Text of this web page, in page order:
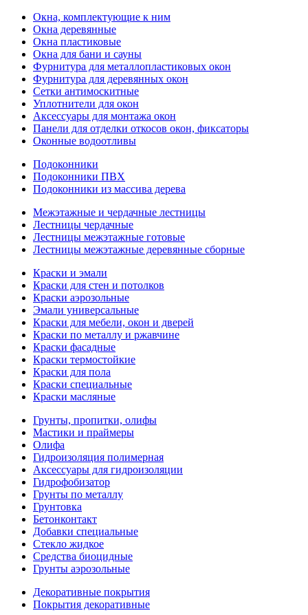
Окна, комплектующие к ним
Окна деревянные
Окна пластиковые
Окна для бани и сауны
Фурнитура для металлопластиковых окон
Фурнитура для деревянных окон
Сетки антимоскитные
Уплотнители для окон
Аксессуары для монтажа окон
Панели для отделки откосов окон, фиксаторы
Оконные водоотливы
Подоконники
Подоконники ПВХ
Подоконники из массива дерева
Межэтажные и чердачные лестницы
Лестницы чердачные
Лестницы межэтажные готовые
Лестницы межэтажные деревянные сборные
Краски и эмали
Краски для стен и потолков
Краски аэрозольные
Эмали универсальные
Краски для мебели, окон и дверей
Краски по металлу и ржавчине
Краски фасадные
Краски термостойкие
Краски для пола
Краски специальные
Краски масляные
Грунты, пропитки, олифы
Мастики и праймеры
Олифа
Гидроизоляция полимерная
Аксессуары для гидроизоляции
Гидрофобизатор
Грунты по металлу
Грунтовка
Бетонконтакт
Добавки специальные
Стекло жидкое
Средства биоцидные
Грунты аэрозольные
Декоративные покрытия
Покрытия декоративные